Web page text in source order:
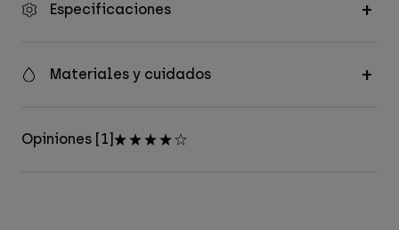
Especificaciones
Materiales y cuidados
Opiniones [1]